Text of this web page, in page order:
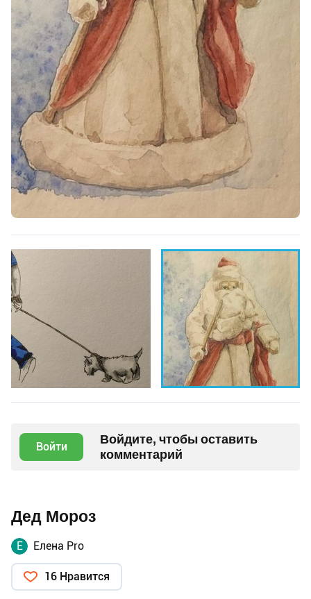
Войти
Войдите, чтобы оставить
комментарий
Дед Мороз
Е Елена Pro
16 Нравится